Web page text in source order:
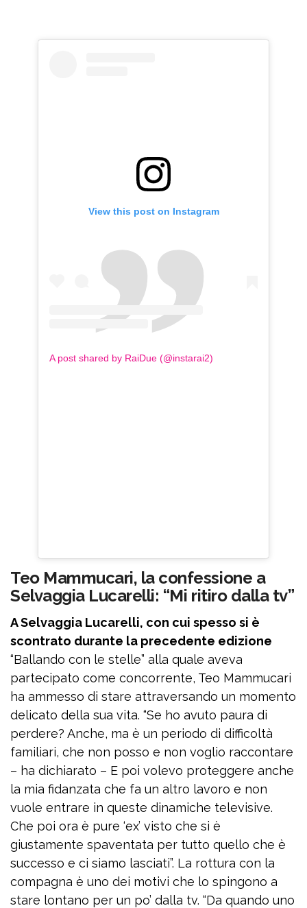
View this post on Instagram
A post shared by RaiDue (@instarai2)
Teo Mammucari, la confessione a
Selvaggia Lucarelli: “Mi ritiro dalla tv”
A Selvaggia Lucarelli, con cui spesso si è
scontrato durante la precedente edizione
“Ballando con le stelle” alla quale aveva
partecipato come concorrente, Teo Mammucari
ha ammesso di stare attraversando un momento
delicato della sua vita. “Se ho avuto paura di
perdere? Anche, ma è un periodo di difficoltà
familiari, che non posso e non voglio raccontare
– ha dichiarato – E poi volevo proteggere anche
la mia fidanzata che fa un altro lavoro e non
vuole entrare in queste dinamiche televisive.
Che poi ora è pure ‘ex’ visto che si è
giustamente spaventata per tutto quello che è
successo e ci siamo lasciati”. La rottura con la
compagna è uno dei motivi che lo spingono a
stare lontano per un po’ dalla tv. “Da quando uno